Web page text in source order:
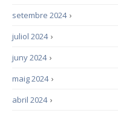
›
setembre 2024
›
juliol 2024
›
juny 2024
›
maig 2024
›
abril 2024